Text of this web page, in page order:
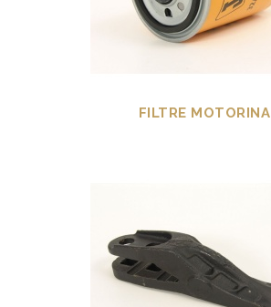
FILTRE MOTORINA